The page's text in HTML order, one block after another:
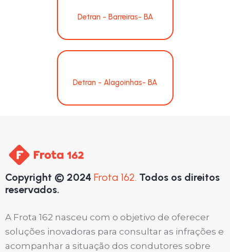
Detran - Barreiras- BA
Detran - Alagoinhas- BA
Copyright © 2024 Frota 162. Todos os direitos
reservados.
A Frota 162 nasceu com o objetivo de oferecer
soluções inovadoras para consultar as infrações e
acompanhar a situação dos condutores sobre